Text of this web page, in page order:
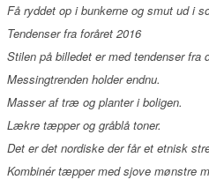
Få ryddet op i bunkerne og smut ud i
Tendenser fra foråret 2016
Stilen på billedet er med tendenser fra
Messingtrenden holder endnu.
Masser af træ og planter i boligen.
Lækre tæpper og gråblå toner.
Det er det nordiske der får et etnisk
Kombinér tæpper med sjove mønstre